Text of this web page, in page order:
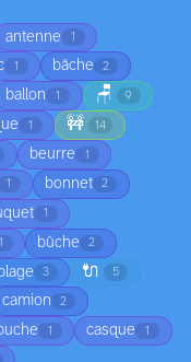
antenne 1
1 bâche 2
ballon 1 🪑 9
1 🚧 14
beurre 1
1 bonnet 2
1
1 bûche 2
3 🔌 5
camion 2
1 casque 1